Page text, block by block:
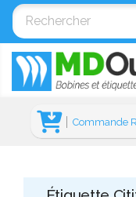
Commande